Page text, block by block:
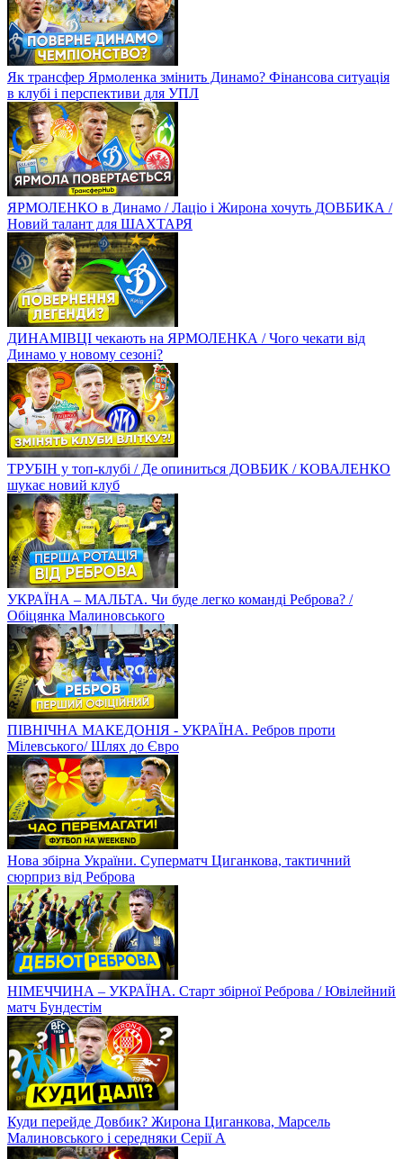
Як трансфер Ярмоленка змінить Динамо? Фінансова ситуація
в клубі і перспективи для УПЛ
ЯРМОЛЕНКО в Динамо / Лаціо і Жирона хочуть ДОВБИКА /
Новий талант для ШАХТАРЯ
ДИНАМІВЦІ чекають на ЯРМОЛЕНКА / Чого чекати від
Динамо у новому сезоні?
ТРУБІН у топ-клубі / Де опиниться ДОВБИК / КОВАЛЕНКО
шукає новий клуб
УКРАЇНА – МАЛЬТА. Чи буде легко команді Реброва? /
Обіцянка Малиновського
ПІВНІЧНА МАКЕДОНІЯ - УКРАЇНА. Ребров проти
Мілевського/ Шлях до Євро
Нова збірна України. Суперматч Циганкова, тактичний
сюрприз від Реброва
НІМЕЧЧИНА – УКРАЇНА. Старт збірної Реброва / Ювілейний
матч Бундестім
Куди перейде Довбик? Жирона Циганкова, Марсель
Малиновського і середняки Серії А